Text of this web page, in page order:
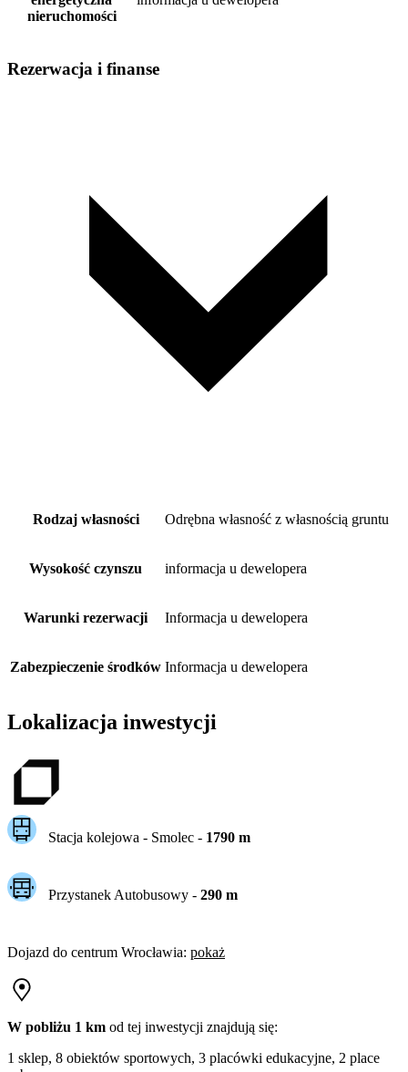
nieruchomości
Rezerwacja i finanse
Rodzaj własności Odrębna własność z własnością gruntu
Wysokość czynszu informacja u dewelopera
Warunki rezerwacji Informacja u dewelopera
Zabezpieczenie środków Informacja u dewelopera
Lokalizacja inwestycji
Stacja kolejowa - Smolec- 1790m
Przystanek Autobusowy - 290m
Dojazd do centrum Wrocławia: pokaż
W pobliżu 1 km od tej inwestycji znajdują się:
1 sklep, 8 obiektów sportowych, 3 placówki edukacyjne, 2 place